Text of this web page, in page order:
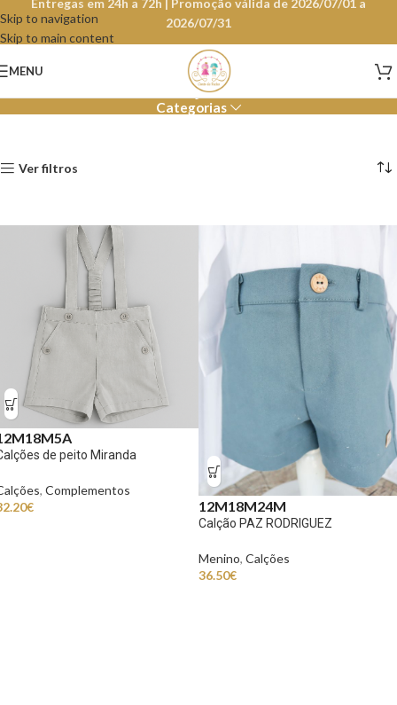
Skip to navigation
Skip to main content
Entregas em 24h a 72h | Promoção válida de 2026/07/01 a
2026/07/31
MENU Calções
Categorias
Ver filtros
18M5A
de peito Miranda
, Complementos
€ 12M18M24M
Calção PAZ RODRIGUEZ
Menino, Calções
36.50€